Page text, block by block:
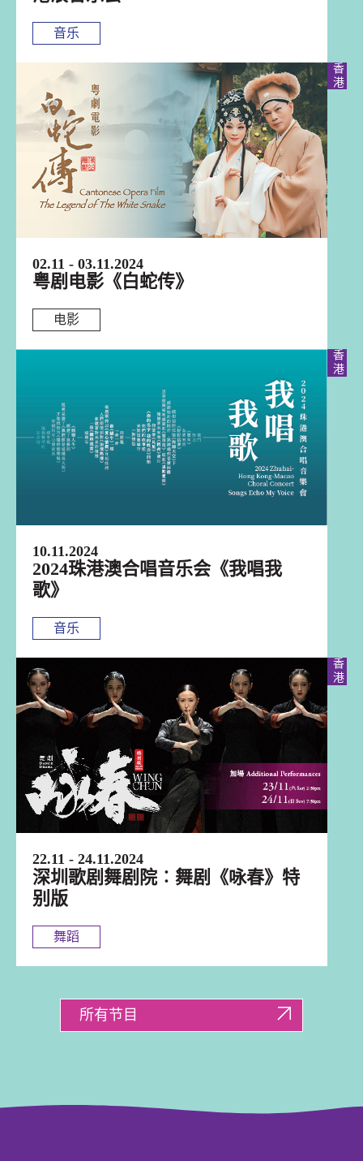
音乐
香港
02.11 - 03.11.2024
粤剧电影《白蛇传》
电影
香港
10.11.2024
2024珠港澳合唱音乐会《我唱我
歌》
音乐
香港
22.11 - 24.11.2024
深圳歌剧舞剧院︰舞剧《咏春》特
别版
舞蹈
所有节目